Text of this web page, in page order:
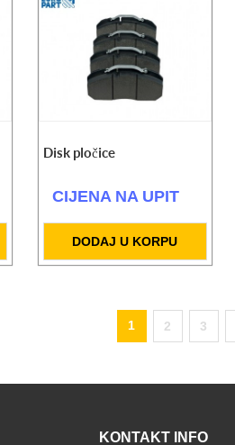
Disk pločice
CIJENA NA UPIT
DODAJ U KORPU
1 2 3
KONTAKT INFO